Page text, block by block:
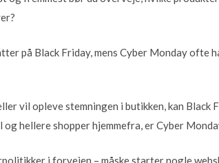
på Black Friday, mens Cyber Monday ofte
vil opleve stemningen i butikken, kan Black
hellere shopper hjemmefra, er Cyber
i forvejen – måske starter nogle